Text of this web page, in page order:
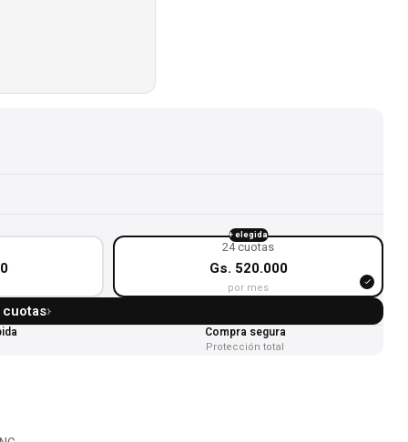
+ elegida
24 cuotas
Gs. 520.000
por mes
›
Compra segura
Protección total